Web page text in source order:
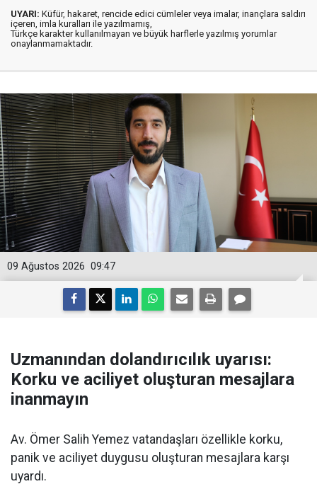
UYARI: Küfür, hakaret, rencide edici cümleler veya imalar, inançlara saldırı
içeren, imla kuralları ile yazılmamış,
Türkçe karakter kullanılmayan ve büyük harflerle yazılmış yorumlar
onaylanmamaktadır.
09:47
09 Ağustos 2026
Uzmanından dolandırıcılık uyarısı:
Korku ve aciliyet oluşturan mesajlara
inanmayın
Av. Ömer Salih Yemez vatandaşları özellikle korku,
panik ve aciliyet duygusu oluşturan mesajlara karşı
uyardı.